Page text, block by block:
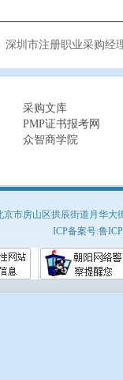
深圳市注册职业采购经
采购文库
PMP证书报考网
众智商学院
京市房山区拱辰街道月华
ICP备案号:鲁